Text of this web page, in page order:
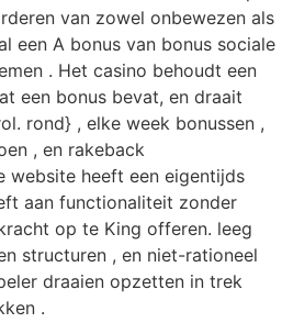
van zowel onbewezen als
een A bonus van bonus sociale
. Het casino behoudt een
een bonus bevat, en draait
rond} , elke week bonussen ,
, en rakeback
website heeft een eigentijds
aan functionaliteit zonder
op te King offeren. leeg
structuren , en niet-rationeel
draaien opzetten in trek
.